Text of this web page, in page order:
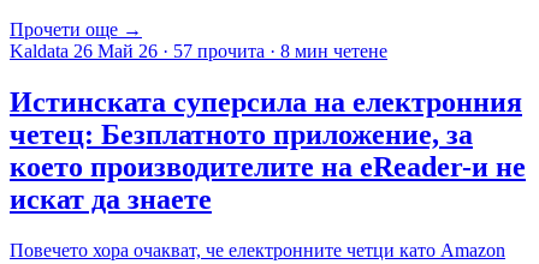
Прочети още →
Kaldata 26 Май 26 · 57 прочита · 8 мин четене
Истинската суперсила на електронния
четец: Безплатното приложение, за
което производителите на eReader-и не
искат да знаете
Повечето хора очакват, че електронните четци като Amazon